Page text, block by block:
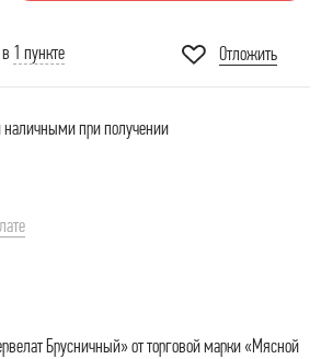
Отложить
1 пункте
наличными при получении
Брусничный» от торговой марки «Мясной